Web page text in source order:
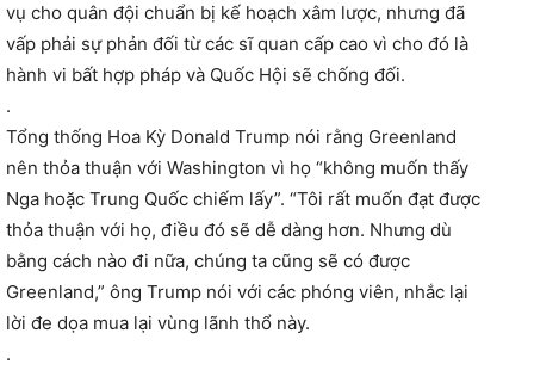
vụ cho quân đội chuẩn bị kế hoạch xâm lược, nhưng đã
vấp phải sự phản đối từ các sĩ quan cấp cao vì cho đó là
hành vi bất hợp pháp và Quốc Hội sẽ chống đối.
.
Tổng thống Hoa Kỳ Donald Trump nói rằng Greenland
nên thỏa thuận với Washington vì họ “không muốn thấy
Nga hoặc Trung Quốc chiếm lấy”. “Tôi rất muốn đạt được
thỏa thuận với họ, điều đó sẽ dễ dàng hơn. Nhưng dù
bằng cách nào đi nữa, chúng ta cũng sẽ có được
Greenland,” ông Trump nói với các phóng viên, nhắc lại
lời đe dọa mua lại vùng lãnh thổ này.
.